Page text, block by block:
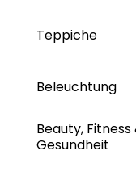
Teppiche
Beleuchtung
Beauty, Fitness
Gesundheit